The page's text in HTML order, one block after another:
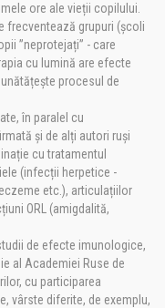
ore ale vieții copilului.
frecventează grupuri (școli
”neprotejați” - care
cu lumină are efecte
procesul de
în paralel cu
și de alți autori ruși
cu tratamentul
(infecții herpetice -
etc.), articulațiilor
ORL (amigdalită,
de efecte imunologice,
al Academiei Ruse de
cu participarea
vârste diferite, de exemplu,